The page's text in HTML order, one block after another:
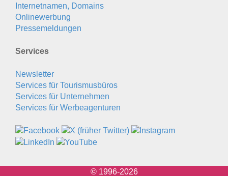
Internetnamen, Domains
Onlinewerbung
Pressemeldungen
Services
Newsletter
Services für Tourismusbüros
Services für Unternehmen
Services für Werbeagenturen
© 1996-2026